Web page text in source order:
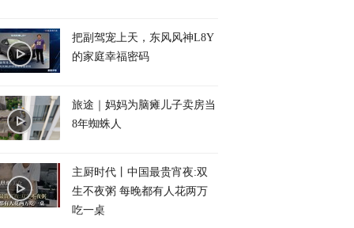
海受挫，转头全
国
移民儿童不力
把副驾宠上天，东风风神L8Y
的家庭幸福密码
旅途｜妈妈为脑瘫儿子卖房当
8年蜘蛛人
主厨时代丨中国最贵宵夜:双
生不夜粥 每晚都有人花两万
吃一桌